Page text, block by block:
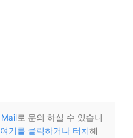
Mail로 문의 하실 수 있습니
여기를 클릭하거나 터치해